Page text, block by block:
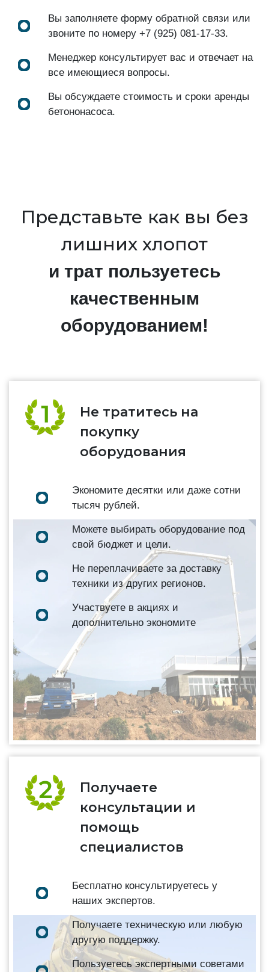
Вы заполняете форму обратной связи или
звоните по номеру +7 (925) 081-17-33.
Менеджер консультирует вас и отвечает на
все имеющиеся вопросы.
Вы обсуждаете стоимость и сроки аренды
бетононасоса.
Представьте как вы без
лишних хлопот
и трат пользуетесь
качественным
оборудованием!
Не тратитесь на
покупку
оборудования
Экономите десятки или даже сотни
тысяч рублей.
Можете выбирать оборудование под
свой бюджет и цели.
Не переплачиваете за доставку
техники из других регионов.
Участвуете в акциях и
дополнительно экономите
Получаете
консультации и
помощь
специалистов
Бесплатно консультируетесь у
наших экспертов.
Получаете техническую или любую
другую поддержку.
Пользуетесь экспертными советами